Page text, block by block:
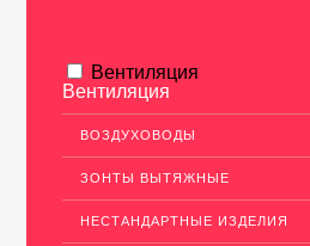
Вентиляция
Вентиляция
ВОЗДУХОВОДЫ
ЗОНТЫ ВЫТЯЖНЫЕ
НЕСТАНДАРТНЫЕ ИЗДЕЛИЯ